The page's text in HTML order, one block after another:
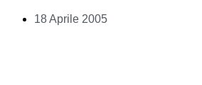
18 Aprile 2005